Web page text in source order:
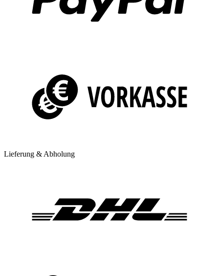
Lieferung & Abholung